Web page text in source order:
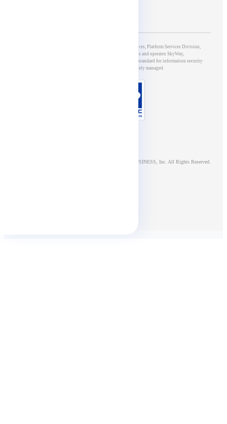
5th Group of Development & Operations, 5G & IoT Services, Platform Services Division,
NTT DOCOMO BUSINESS, Inc., which develops and operates SkyWay,
has obtained ISO/IEC27001 certification, an international standard for information security
management systems, and is appropriately managed.
© NTT DOCOMO BUSINESS, Inc. All Rights Reserved.